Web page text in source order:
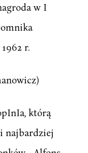
w I
r.
którą
najbardziej